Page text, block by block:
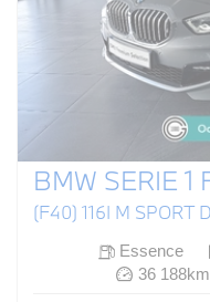
BMW SERIE 1
(F40) 116I M SPORT
Essence
36 188km